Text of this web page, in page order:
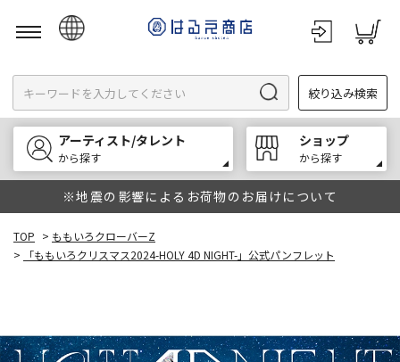
English
한국어
中文
絞り込み検索
アーティスト/タレント
から探す
ショップ
から探す
※地震の影響によるお荷物のお届けについて
TOP > ももいろクローバーZ
>
「ももいろクリスマス2024-HOLY 4D NIGHT-」公式パンフレット